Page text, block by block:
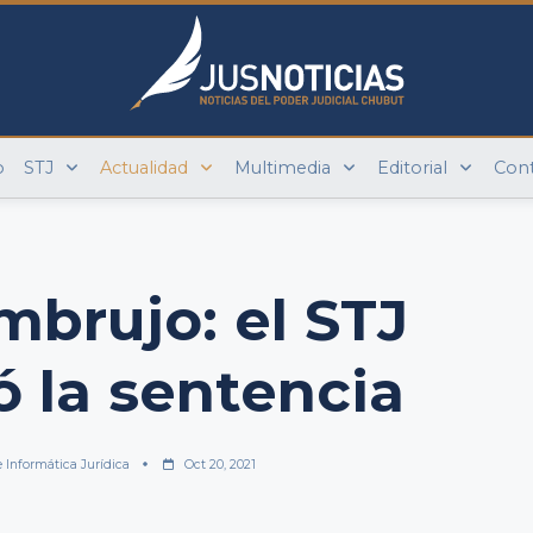
STJ Actualidad Multimedia Editorial
el STJ
la sentencia
Informática Jurídica Oct 20, 2021